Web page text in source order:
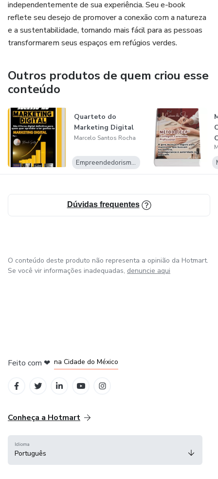
independentemente de sua experiência. Seu e-book
reflete seu desejo de promover a conexão com a natureza
e a sustentabilidade, tornando mais fácil para as pessoas
transformarem seus espaços em refúgios verdes.
Outros produtos de quem criou esse
conteúdo
Quarteto do
Marketing Digital
Marcelo Santos Rocha
Empreendedorismo Digital
Dúvidas frequentes
O conteúdo deste produto não representa a opinião da Hotmart.
Se você vir informações inadequadas, denuncie aqui
Feito com ❤ na Cidade do México
Conheça a Hotmart
Idioma
Português